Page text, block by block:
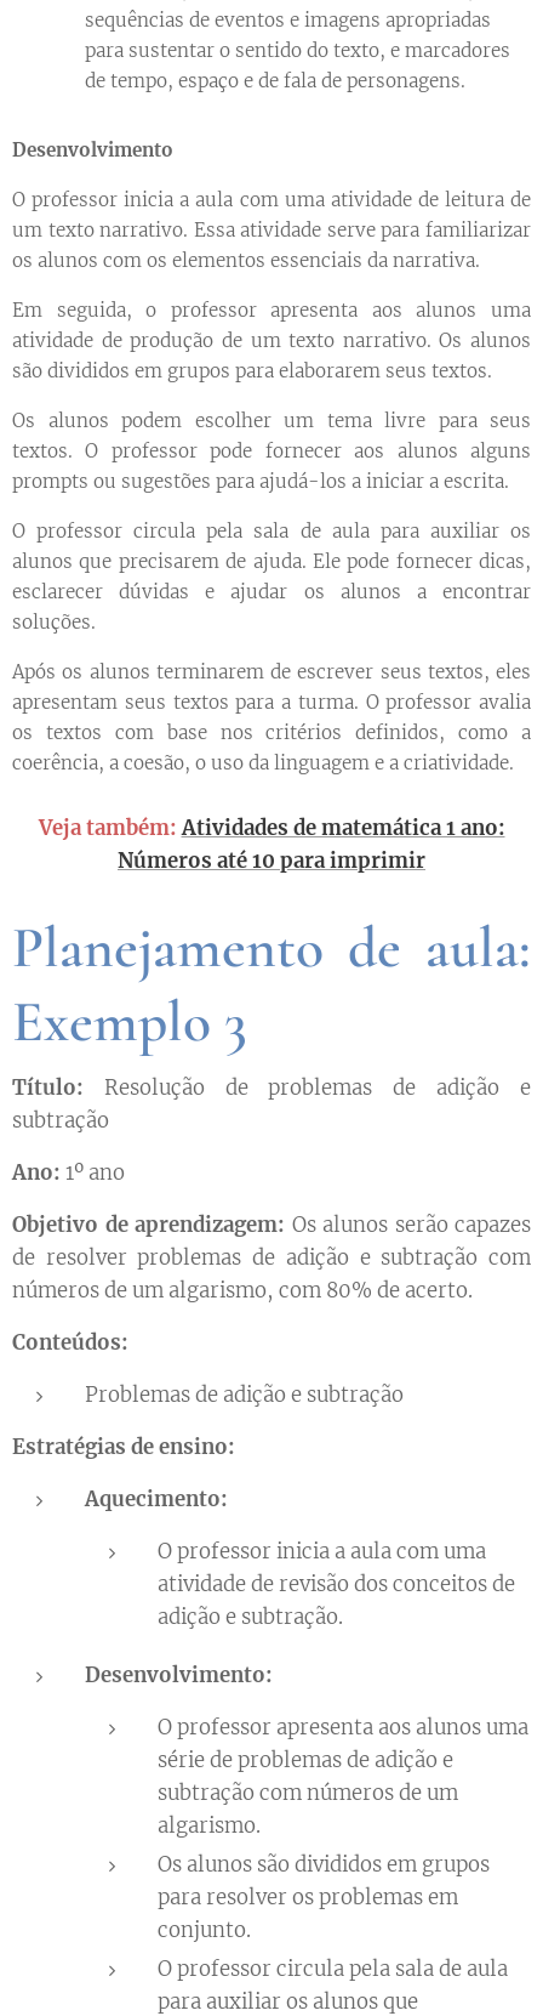
sequências de eventos e imagens apropriadas
para sustentar o sentido do texto, e marcadores
de tempo, espaço e de fala de personagens.
Desenvolvimento
O professor inicia a aula com uma atividade de leitura de
um texto narrativo. Essa atividade serve para familiarizar
os alunos com os elementos essenciais da narrativa.
Em seguida, o professor apresenta aos alunos uma
atividade de produção de um texto narrativo. Os alunos
são divididos em grupos para elaborarem seus textos.
Os alunos podem escolher um tema livre para seus
textos. O professor pode fornecer aos alunos alguns
prompts ou sugestões para ajudá-los a iniciar a escrita.
O professor circula pela sala de aula para auxiliar os
alunos que precisarem de ajuda. Ele pode fornecer dicas,
esclarecer dúvidas e ajudar os alunos a encontrar
soluções.
Após os alunos terminarem de escrever seus textos, eles
apresentam seus textos para a turma. O professor avalia
os textos com base nos critérios definidos, como a
coerência, a coesão, o uso da linguagem e a criatividade.
Veja também: Atividades de matemática 1 ano:
Números até 10 para imprimir
Planejamento de aula:
Exemplo 3
Título: Resolução de problemas de adição e
subtração
Ano: 1º ano
Objetivo de aprendizagem: Os alunos serão capazes
de resolver problemas de adição e subtração com
números de um algarismo, com 80% de acerto.
Conteúdos:
Problemas de adição e subtração
Estratégias de ensino:
Aquecimento:
O professor inicia a aula com uma
atividade de revisão dos conceitos de
adição e subtração.
Desenvolvimento:
O professor apresenta aos alunos uma
série de problemas de adição e
subtração com números de um
algarismo.
Os alunos são divididos em grupos
para resolver os problemas em
conjunto.
O professor circula pela sala de aula
para auxiliar os alunos que